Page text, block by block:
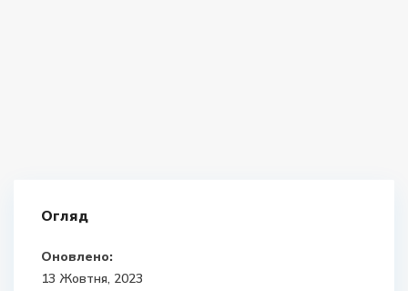
Огляд
Оновлено:
13 Жовтня, 2023